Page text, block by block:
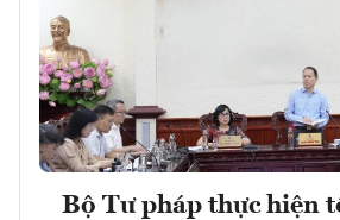
Bộ Tư pháp thực hiện